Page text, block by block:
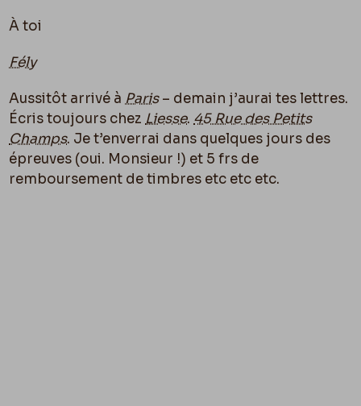
À toi
Fély
Aussitôt arrivé àParis– demain j’aurai tes lettres.
Écris toujours chezLiesse.45 Rue des Petits
Champs. Je t’enverrai dans quelques jours des
épreuves (oui. Monsieur !) et 5 frs de
remboursement de timbres etc etc etc.